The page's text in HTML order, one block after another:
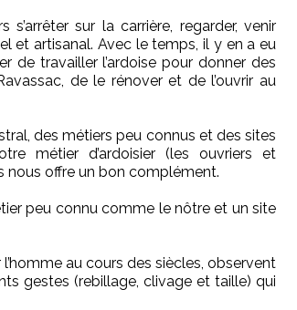
sur la carrière, regarder, venir
et artisanal. Avec le temps, il y en a eu
de travailler l’ardoise pour donner des
de le rénover et de l’ouvrir au
des métiers peu connus et des sites
métier d’ardoisier (les ouvriers et
nous offre un bon complément.
peu connu comme le nôtre et un site
au cours des siècles, observent
gestes (rebillage, clivage et taille) qui